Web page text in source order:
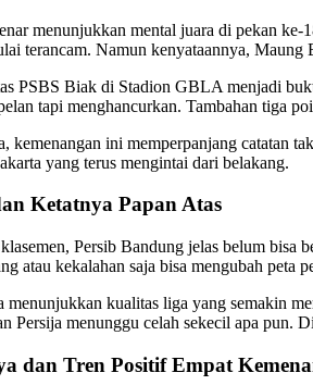
menunjukkan mental juara di pekan
terancam. Namun kenyataannya,
PSBS Biak di Stadion GBLA menjadi
tapi menghancurkan. Tambahan tiga
kemenangan ini memperpanjang catatan
yang terus mengintai dari belakang.
Ketatnya Papan Atas
Persib Bandung jelas belum bisa
atau kekalahan saja bisa mengubah peta
menunjukkan kualitas liga yang semakin
Persija menunggu celah sekecil apa pun.
dan Tren Positif Empat